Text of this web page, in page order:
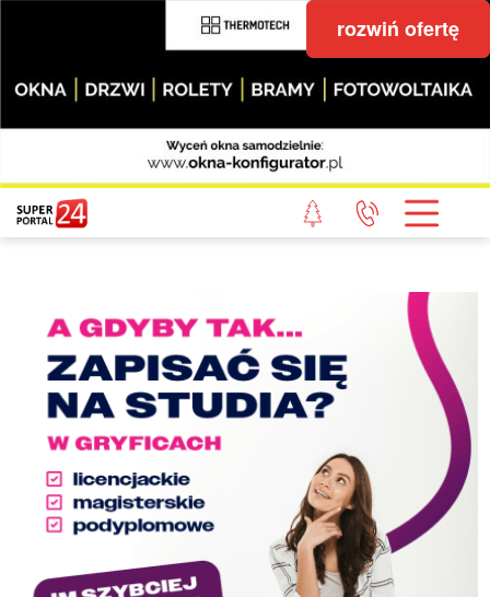
rozwiń ofertę
STRONA GŁÓWNA
POWIAT GRYFICKI
WIADOMOŚCI Z LASU
STUDIO SUPERPORTALU
KONTAKT
REDAKCJA
REGULAMIN